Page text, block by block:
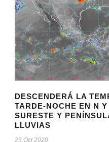
DESCENDERÁ LA
TARDE-NOCHE EN N
SURESTE Y
LLUVIAS
23 Oct 2020